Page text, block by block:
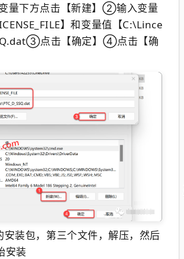
量下方点击【新建】②输入变量
】和变量值【C:\Lince
点击【确定】④点击【确
安装包，第三个文件，解压，然后
安装